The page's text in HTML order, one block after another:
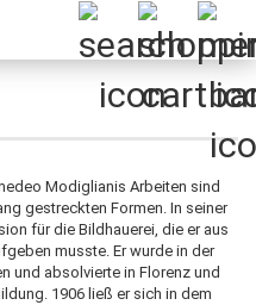
Modiglianis Arbeiten sind
gestreckten Formen. In seiner
für die Bildhauerei, die er aus
musste. Er wurde in der
und absolvierte in Florenz und
1906 ließ er sich in dem